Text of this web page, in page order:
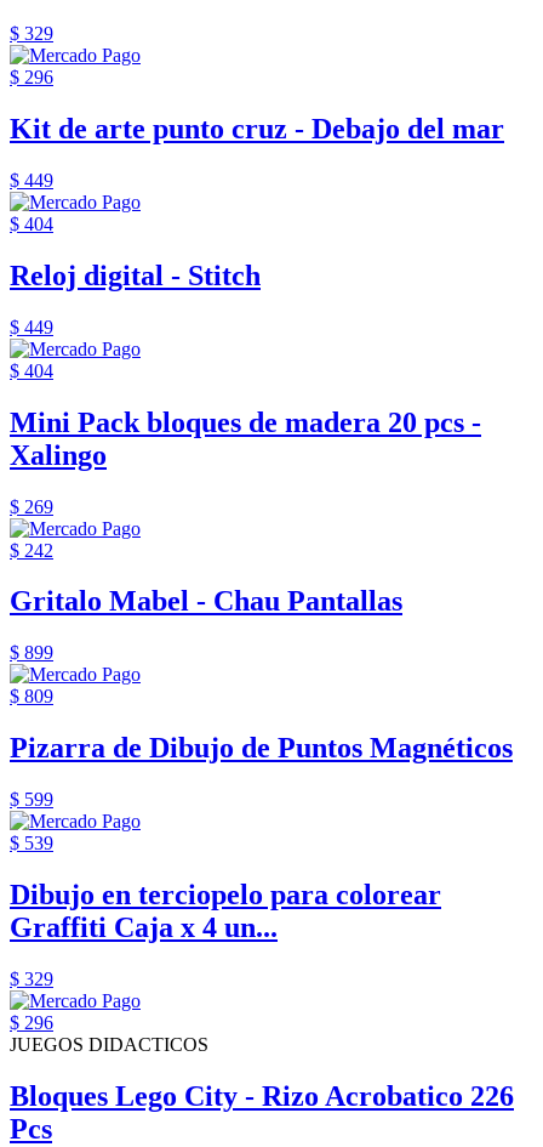
$ 329
$ 296
Kit de arte punto cruz - Debajo del mar
$ 449
$ 404
Reloj digital - Stitch
$ 449
$ 404
Mini Pack bloques de madera 20 pcs -
Xalingo
$ 269
$ 242
Gritalo Mabel - Chau Pantallas
$ 899
$ 809
Pizarra de Dibujo de Puntos Magnéticos
$ 599
$ 539
Dibujo en terciopelo para colorear
Graffiti Caja x 4 un...
$ 329
$ 296
JUEGOS DIDACTICOS
Bloques Lego City - Rizo Acrobatico 226
Pcs